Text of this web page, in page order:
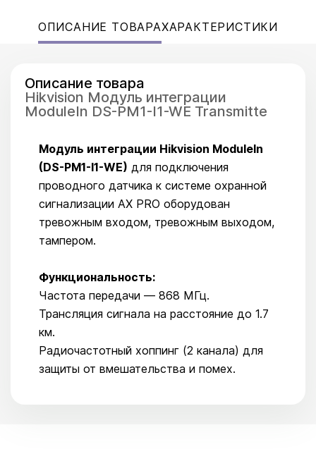
ОПИСАНИЕ ТОВАРАХАРАКТЕРИСТИКИ
Описание товара
Hikvision Модуль интеграции
ModuleIn DS-PM1-I1-WE Transmitte
Модуль интеграции Hikvision ModuleIn
(DS-PM1-I1-WE) для подключения
проводного датчика к системе охранной
сигнализации AX PRO оборудован
тревожным входом, тревожным выходом,
тампером.
Функциональность:
Частота передачи — 868 МГц.
Трансляция сигнала на расстояние до 1.7
км.
Радиочастотный хоппинг (2 канала) для
защиты от вмешательства и помех.